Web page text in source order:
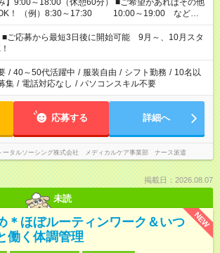
～18:00（休憩60分） ■ご希望があればその他
OK！ （例）8:30～17:30 10:00～19:00 など
休みを合わせたい」 「余裕を持って夕飯の準備がし
きれば残業はしたくない」 など、ご希望があれば教
へ 今ご覧のお仕事で希望
間と、もう1つのお仕事の勤務時間。 合計で週40時
場合は応募できません
ご応募から最短3日後に開始可能 9月～、10月スタ
/ 40～50代活躍中 / 服装自由 / シフト勤務 / 10名以
集 / 電話対応なし / パソコンスキル不要
応募する 詳細へ
ータルソーシング株式会社 メディカルケア事業部 ナース派遣
掲載日：2026.08.07
未読
NEW
＊ほぼルーティンワーク＆いつ
働く体調管理